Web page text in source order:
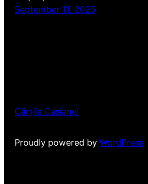
September 11, 2025
Cărțile Casianei
Proudly powered byWordPress